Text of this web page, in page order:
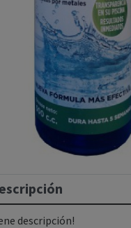
descripción!